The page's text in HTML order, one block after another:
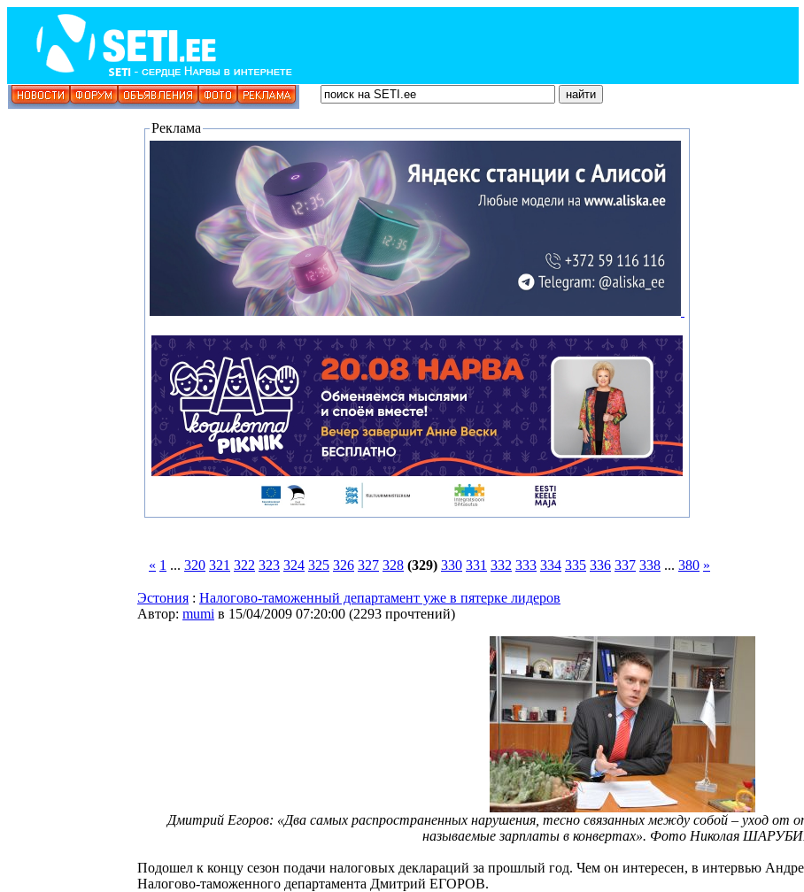
Реклама
« 1 ... 320 321 322 323 324 325 326 327 328 (329) 330 331 332 333 334 335 336 337 338 ... 380 »
Эстония : Налогово-таможенный департамент уже в пятерке лидеров
Автор: mumi в 15/04/2009 07:20:00 (2293 прочтений)
Дмитрий Егоров: «Два самых распространенных нарушения, тесно связанных между собой – уход от
называемые зарплаты в конвертах». Фото Николая
Подошел к концу сезон подачи налоговых деклараций за прошлый год. Чем он интересен, в интервью
Налогово-таможенного департамента Дмитрий ЕГОРОВ.